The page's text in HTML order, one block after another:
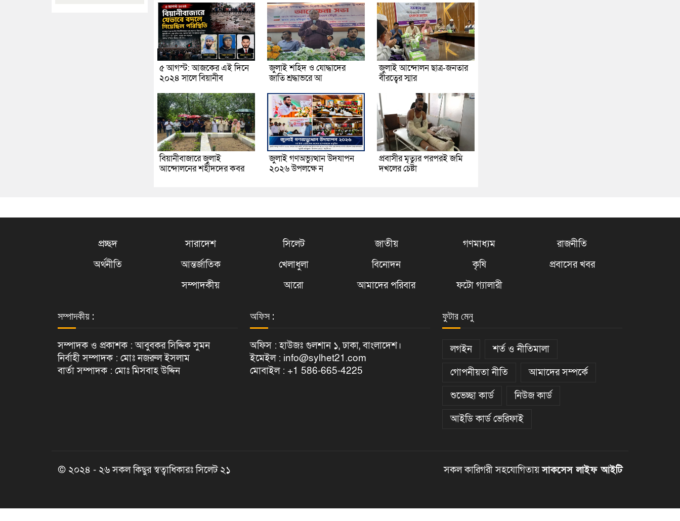
৫ আগস্ট: আজকের এই দিনে
২০২৪ সালে বিয়ানীব
জুলাই শহিদ ও যোদ্ধাদের
জাতি শ্রদ্ধাভরে আ
জুলাই আন্দোলন ছাত্র-জনতার
বীরত্বের স্মার
বিয়ানীবাজারে জুলাই
আন্দোলনের শহীদদের কবর
জুলাই গণঅভ্যুত্থান উদযাপন
২০২৬ উপলক্ষে ন
প্রবাসীর মৃত্যুর পরপরই জমি
দখলের চেষ্টা
প্রচ্ছদ সারাদেশ সিলেট জাতীয় গণমাধ্যম
রাজনীতি
অর্থনীতি
আন্তর্জাতিক খেলাধুলা বিনোদন কৃষি
প্রবাসের খবর
সম্পাদকীয়
আরো আমাদের পরিবার ফটো গ্যালারী
সম্পাদকীয় :
সম্পাদক ও প্রকাশক : আবুবকর সিদ্দিক সুমন
নির্বাহী সম্পাদক : মোঃ নজরুল ইসলাম
বার্তা সম্পাদক : মোঃ মিসবাহ উদ্দিন
অফিস :
অফিস : হাউজঃ গুলশান ১, ঢাকা, বাংলাদেশ।
ইমেইল : info@sylhet21.com
মোবাইল : +1 586-665-4225
ফুটার মেনু
লগইন
শর্ত ও নীতিমালা
গোপনীয়তা নীতি
আমাদের সম্পর্কে
শুভেচ্ছা কার্ড
নিউজ কার্ড
আইডি কার্ড ভেরিফাই
© ২০২৪ - ২৬ সকল কিছুর স্বত্বাধিকারঃ সিলেট ২১ সকল কারিগরী সহযোগিতায়সাকসেস লাইফ আইটি